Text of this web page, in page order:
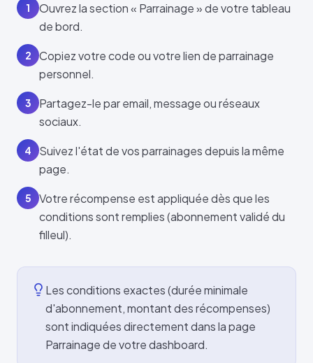
1
Ouvrez la section « Parrainage » de votre tableau
de bord.
2
Copiez votre code ou votre lien de parrainage
personnel.
3
Partagez-le par email, message ou réseaux
sociaux.
4
Suivez l'état de vos parrainages depuis la même
page.
5
Votre récompense est appliquée dès que les
conditions sont remplies (abonnement validé du
filleul).
Les conditions exactes (durée minimale
d'abonnement, montant des récompenses)
sont indiquées directement dans la page
Parrainage de votre dashboard.